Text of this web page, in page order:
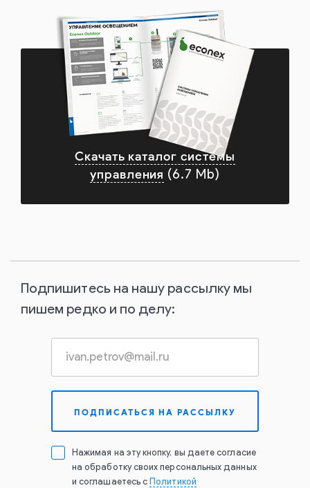
Скачать каталог системы
управления (6.7 Mb)
Подпишитесь на нашу рассылку мы
пишем редко и по делу:
Нажимая на эту кнопку, вы даете согласие
на обработку своих персональных данных
и соглашаетесь с
Политикой